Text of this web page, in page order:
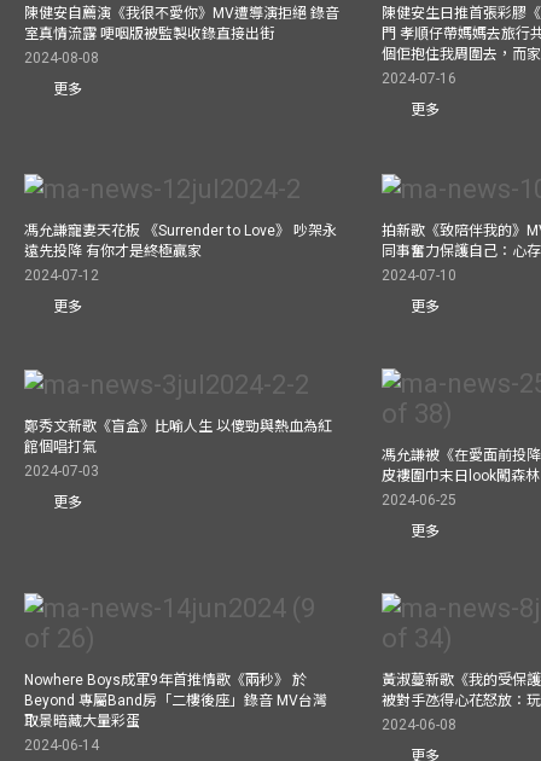
陳健安自薦演《我很不愛你》MV遭導演拒絕 錄音
室真情流露 哽咽版被監製收錄直接出街
2024-08-08
更多
陳健安生日推首張彩膠
門 孝順仔帶媽媽去旅行
個佢抱住我周圍去，而
2024-07-16
更多
馮允謙寵妻天花板 《Surrender to Love》 吵架永
遠先投降 有你才是終極贏家
2024-07-12
更多
拍新歌《致陪伴我的》
同事奮力保護自己：心
2024-07-10
更多
鄭秀文新歌《盲盒》比喻人生 以傻勁與熱血為紅
館個唱打氣
2024-07-03
更多
馮允謙被《在愛面前投
皮褸圍巾末日look闖森
2024-06-25
更多
Nowhere Boys成軍9年首推情歌《兩秒》 於
Beyond 專屬Band房「二樓後座」錄音 MV台灣
取景暗藏大量彩蛋
2024-06-14
黃淑蔓新歌《我的受保
被對手氹得心花怒放：
2024-06-08
更多